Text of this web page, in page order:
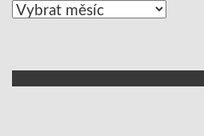
Archív